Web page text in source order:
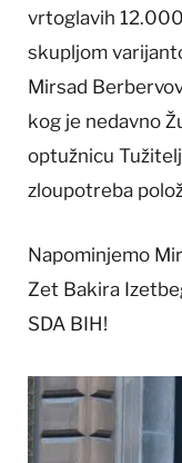
vrtoglavih
skupljom
Mirsad
kog je nedavno
optužnicu
zloupotreba
Napominjemo
Zet Bakira
SDA BIH!